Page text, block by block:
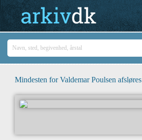
Mindesten for Valdemar Poulsen afsløres